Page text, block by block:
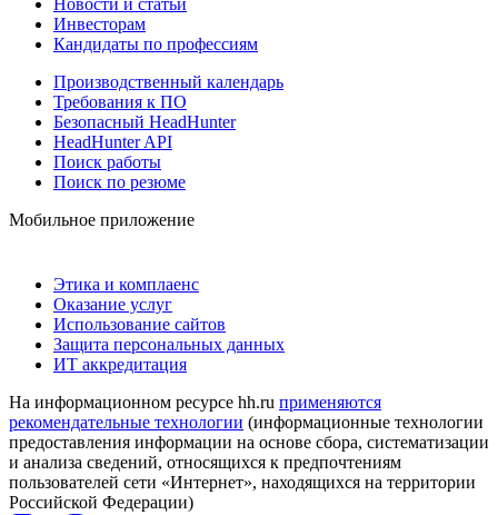
Инвесторам
Кандидаты по профессиям
Производственный календарь
Требования к ПО
Безопасный HeadHunter
HeadHunter API
Поиск работы
Поиск по резюме
Мобильное приложение
Этика и комплаенс
Оказание услуг
Использование сайтов
Защита персональных данных
ИТ аккредитация
На информационном ресурсе hh.ru применяются
рекомендательные технологии (информационные технологии
предоставления информации на основе сбора, систематизации
и анализа сведений, относящихся к предпочтениям
пользователей сети «Интернет», находящихся на территории
Российской Федерации)